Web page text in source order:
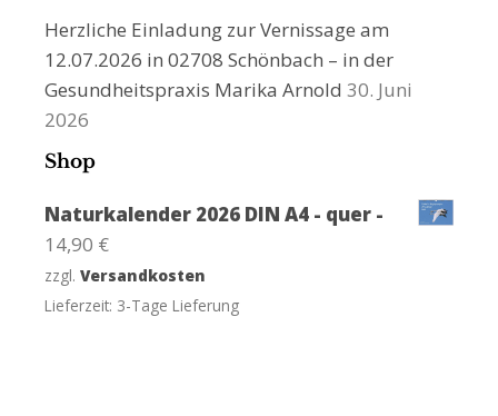
Herzliche Einladung zur Vernissage am
12.07.2026 in 02708 Schönbach – in der
Gesundheitspraxis Marika Arnold 30. Juni
2026
Shop
Naturkalender 2026 DIN A4 - quer -
14,90 €
zzgl. Versandkosten
Lieferzeit: 3-Tage Lieferung